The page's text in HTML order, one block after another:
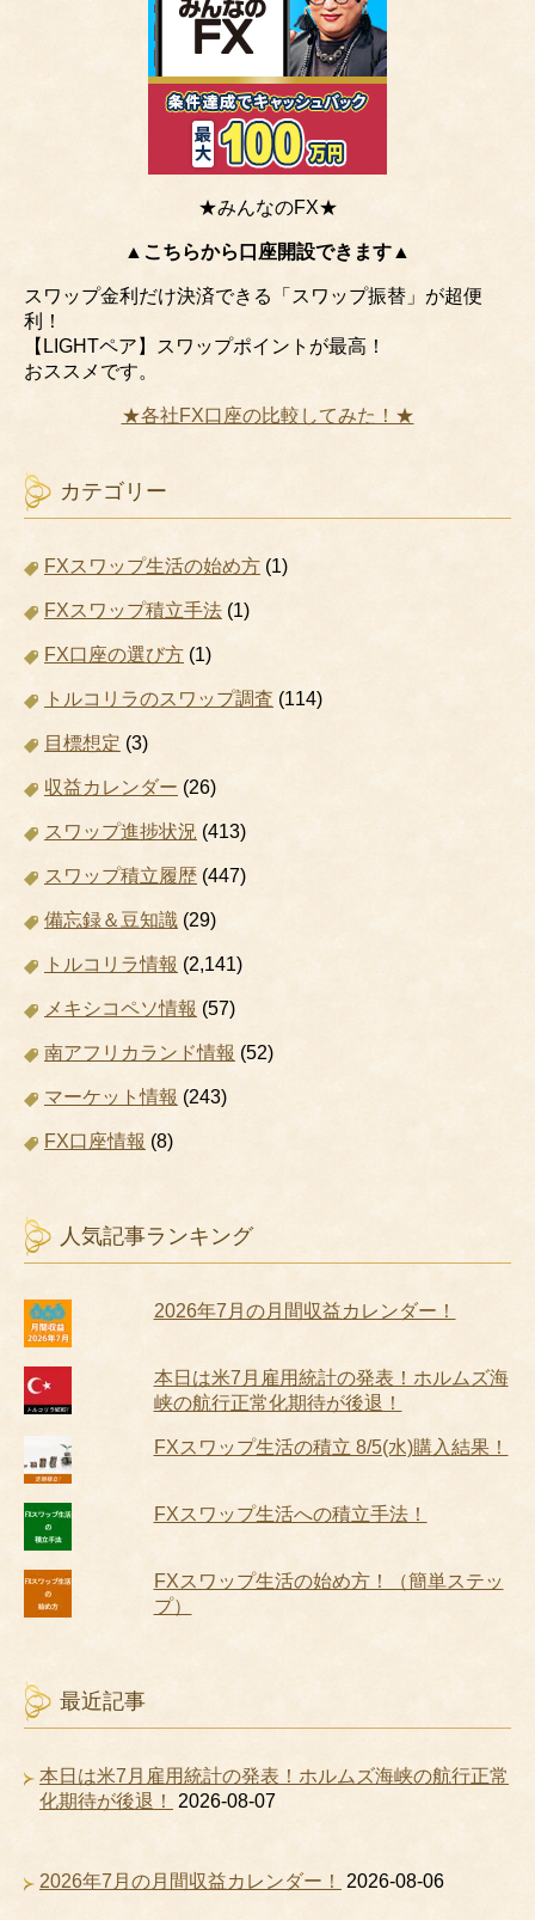
★みんなのFX★
▲こちらから口座開設できます▲
スワップ金利だけ決済できる「スワップ振替」が超便
利！
【LIGHTペア】スワップポイントが最高！
おススメです。
★各社FX口座の比較してみた！★
カテゴリー
FXスワップ生活の始め方 (1)
FXスワップ積立手法 (1)
FX口座の選び方 (1)
トルコリラのスワップ調査 (114)
目標想定 (3)
収益カレンダー (26)
スワップ進捗状況 (413)
スワップ積立履歴 (447)
備忘録＆豆知識 (29)
トルコリラ情報 (2,141)
メキシコペソ情報 (57)
南アフリカランド情報 (52)
マーケット情報 (243)
FX口座情報 (8)
人気記事ランキング
2026年7月の月間収益カレンダー！
本日は米7月雇用統計の発表！ホルムズ海
峡の航行正常化期待が後退！
FXスワップ生活の積立 8/5(水)購入結果！
FXスワップ生活への積立手法！
FXスワップ生活の始め方！（簡単ステッ
プ）
最近記事
本日は米7月雇用統計の発表！ホルムズ海峡の航行正常
化期待が後退！
2026-08-07
2026年7月の月間収益カレンダー！ 2026-08-06